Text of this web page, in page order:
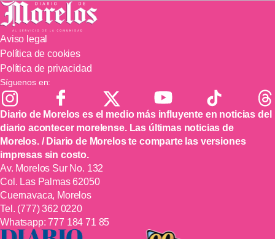
Aviso legal
Política de cookies
Política de privacidad
Síguenos en:
Diario de Morelos es el medio más influyente en noticias del
diario acontecer morelense. Las últimas noticias de
Morelos. / Diario de Morelos te comparte las versiones
impresas sin costo.
Av. Morelos Sur No. 132
Col. Las Palmas 62050
Cuernavaca, Morelos
Tel. (777) 362 0220
Whatsapp:777 184 71 85